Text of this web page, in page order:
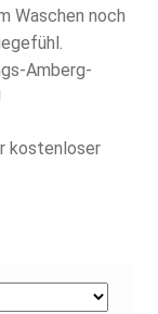
Waschen noch
Amberg-
kostenloser